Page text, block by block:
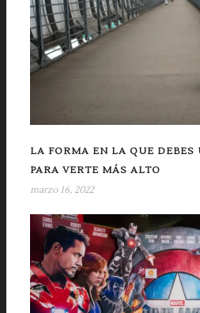
LA FORMA EN LA QUE DEBES
PARA VERTE MÁS ALTO
marzo 16, 2022